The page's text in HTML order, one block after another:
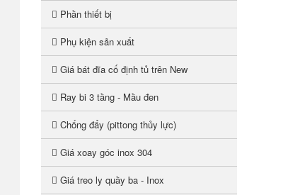
Phần thiết bị
Phụ kiện sản xuất
Giá bát đĩa cố định tủ trên New
Ray bi 3 tầng - Mầu đen
Chống đẩy (pittong thủy lực)
Giá xoay góc inox 304
Giá treo ly quầy ba - Inox